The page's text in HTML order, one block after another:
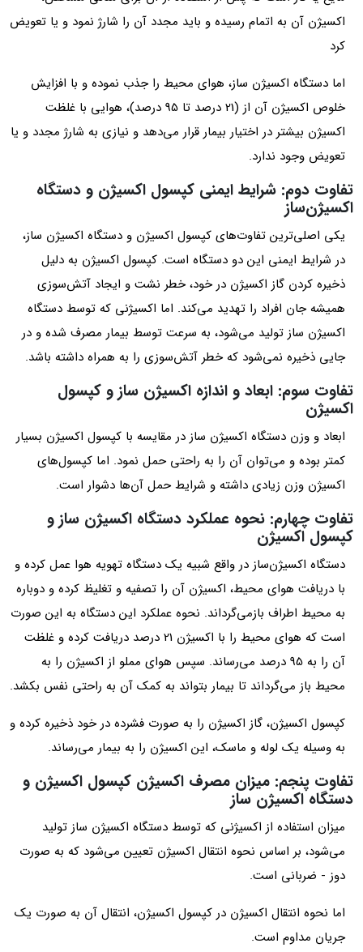
اکسیژن آن به اتمام رسیده و باید مجدد آن را شارژ نمود و یا تعویض
کرد
اما دستگاه اکسیژن ساز، هوای محیط را جذب نموده و با افزایش
خلوص اکسیژن آن از (21 درصد تا 95 درصد)، هوایی با غلظت
اکسیژن بیشتر در اختیار بیمار قرار می‌دهد و نیازی به شارژ مجدد و یا
تعویض وجود ندارد.
تفاوت دوم: شرایط ایمنی کپسول اکسیژن و دستگاه
اکسیژن‌ساز
یکی اصلی‌ترین تفاوت‌های کپسول اکسیژن و دستگاه اکسیژن ساز،
در شرایط ایمنی این دو دستگاه است. کپسول اکسیژن به دلیل
ذخیره کردن گاز اکسیژن در خود، خطر نشت و ایجاد آتش‌سوزی
همیشه جان افراد را تهدید می‌کند. اما اکسیژنی که توسط دستگاه
اکسیژن ساز تولید می‌شود، به سرعت توسط بیمار مصرف شده و در
جایی ذخیره نمی‌شود که خطر آتش‌سوزی را به همراه داشته باشد.
تفاوت سوم: ابعاد و اندازه اکسیژن ساز و کپسول
اکسیژن
ابعاد و وزن دستگاه اکسیژن ساز در مقایسه با کپسول اکسیژن بسیار
کمتر بوده و می‌توان آن را به راحتی حمل نمود. اما کپسول‌های
اکسیژن وزن زیادی داشته و شرایط حمل آن‌ها دشوار است.
تفاوت چهارم: نحوه عملکرد دستگاه اکسیژن ساز و
کپسول اکسیژن
دستگاه اکسیژن‌ساز در واقع شبیه یک دستگاه تهویه هوا عمل کرده و
با دریافت هوای محیط، اکسیژن آن را تصفیه و تغلیظ کرده و دوباره
به محیط اطراف بازمی‌گرداند. نحوه عملکرد این دستگاه به این صورت
است که هوای محیط را با اکسیژن 21 درصد دریافت کرده و غلظت
آن را به 95 درصد می‌رساند. سپس هوای مملو از اکسیژن را به
محیط باز می‌گرداند تا بیمار بتواند به کمک آن به راحتی نفس بکشد.
کپسول اکسیژن، گاز اکسیژن را به صورت فشرده در خود ذخیره کرده و
به وسیله یک لوله و ماسک، این اکسیژن را به بیمار می‌رساند.
تفاوت پنجم: میزان مصرف اکسیژن کپسول اکسیژن و
دستگاه اکسیژن ساز
میزان استفاده از اکسیژنی که توسط دستگاه اکسیژن ساز تولید
می‌شود، بر اساس نحوه انتقال اکسیژن تعیین می‌شود که به صورت
دوز - ضربانی است.
اما نحوه انتقال اکسیژن در کپسول اکسیژن، انتقال آن به صورت یک
جریان مداوم است.